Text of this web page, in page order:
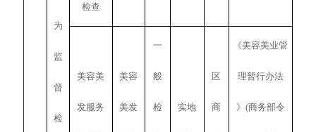
为
监
督
检
检查
美容美
发服务
美容
美发
一
般
检 实地
区
商
《美容美业管
理暂行办法
》(商务部令